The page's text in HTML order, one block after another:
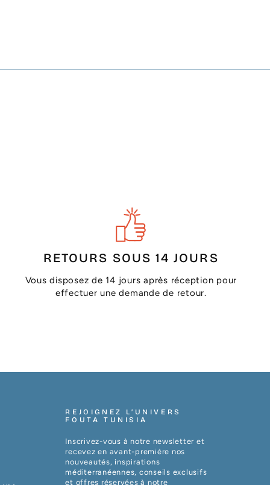
RETOURS SOUS 14 JOURS
Vous disposez de 14 jours après réception pour
effectuer une demande de retour.
REJOIGNEZ L’UNIVERS
FOUTA TUNISIA
Inscrivez-vous à notre newsletter et
recevez en avant-première nos
nouveautés, inspirations
méditerranéennes, conseils exclusifs
et offres réservées à notre